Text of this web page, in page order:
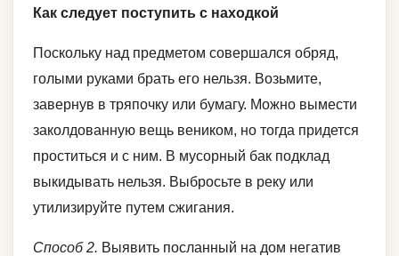
Как следует поступить с находкой
Поскольку над предметом совершался обряд,
голыми руками брать его нельзя. Возьмите,
завернув в тряпочку или бумагу. Можно вымести
заколдованную вещь веником, но тогда придется
проститься и с ним. В мусорный бак подклад
выкидывать нельзя. Выбросьте в реку или
утилизируйте путем сжигания.
Способ 2. Выявить посланный на дом негатив